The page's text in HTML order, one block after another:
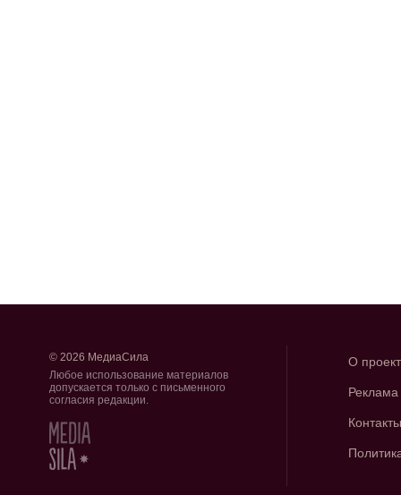
© 2026 МедиаСила
Любое использование материалов
допускается только с письменного
согласия редакции.
О
Реклама
Контакты